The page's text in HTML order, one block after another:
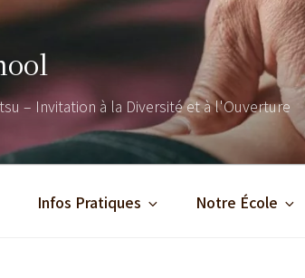
– Invitation à la Diversité et à l'Ouverture
Infos Pratiques Notre École